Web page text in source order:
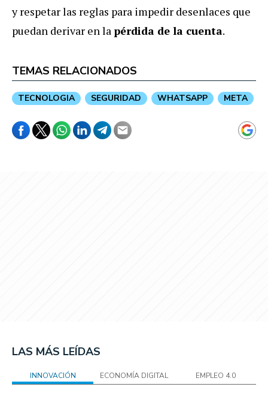
y respetar las reglas para impedir desenlaces que
puedan derivar en lapérdida de la cuenta.
TEMAS RELACIONADOS
TECNOLOGIA SEGURIDAD WHATSAPP META
LAS MÁS LEÍDAS
INNOVACIÓN ECONOMÍA DIGITAL EMPLEO 4.0